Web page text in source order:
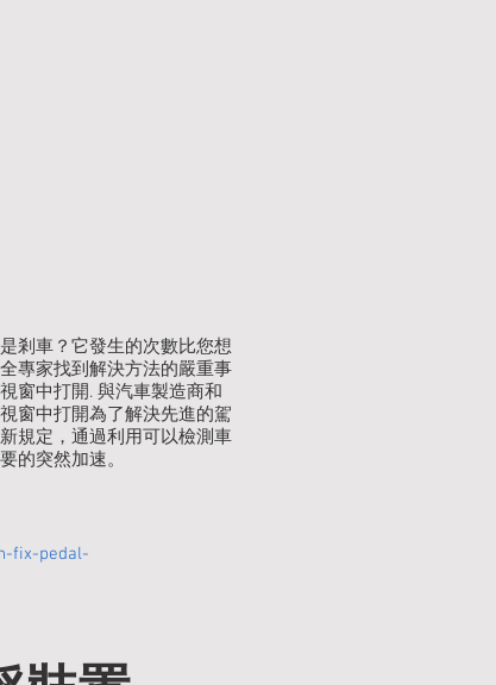
油門），大腦
同步
（motor
步或錯亂，可
）
力時，容易
剎車？它發生的次數比您想
專家找到解決方法的嚴重事
窗中打開. 與汽車製造商和
窗中打開為了解決先進的駕
規定，通過利用可以檢測車
的突然加速。
fix-pedal-